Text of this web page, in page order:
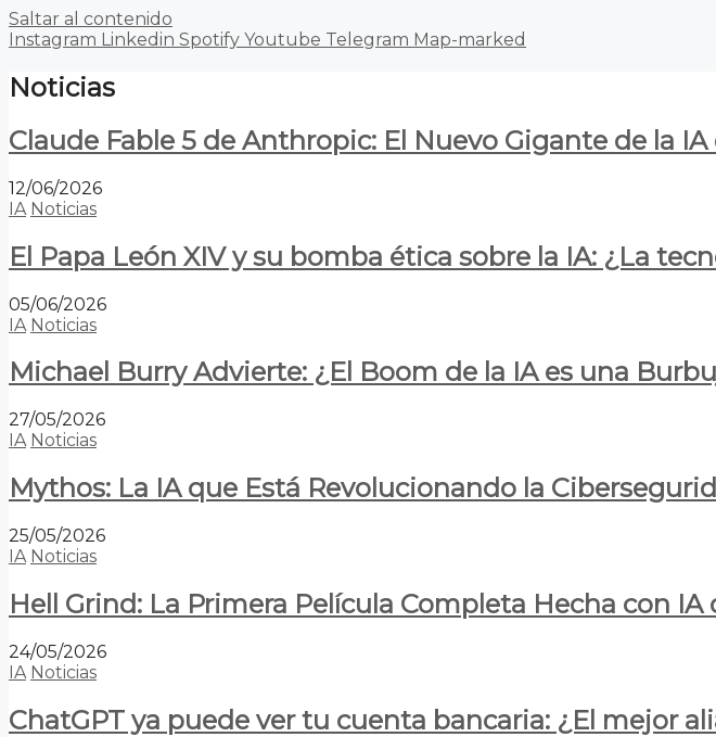
Saltar al contenido
Instagram Linkedin Spotify Youtube Telegram Map-marked
Noticias
Claude Fable 5 de Anthropic: El Nuevo Gigante de la
12/06/2026
IA Noticias
El Papa León XIV y su bomba ética sobre la IA: ¿La
05/06/2026
IA Noticias
Michael Burry Advierte: ¿El Boom de la IA es una
27/05/2026
IA Noticias
Mythos: La IA que Está Revolucionando la
25/05/2026
IA Noticias
Hell Grind: La Primera Película Completa Hecha con
24/05/2026
IA Noticias
ChatGPT ya puede ver tu cuenta bancaria: ¿El mejor